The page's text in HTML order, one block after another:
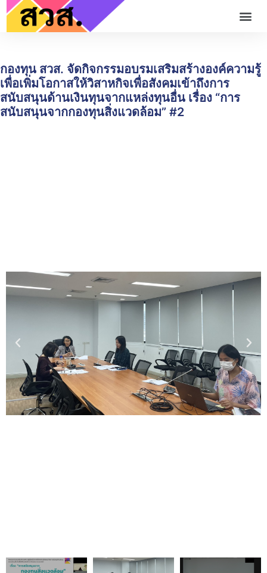
กองทุน สวส. จัดกิจกรรมอบรมเสริมสร้างองค์ความรู้
เพื่อเพิ่มโอกาสให้วิสาหกิจเพื่อสังคมเข้าถึงการ
สนับสนุนด้านเงินทุนจากแหล่งทุนอื่น เรื่อง “การ
สนับสนุนจากกองทุนสิ่งแวดล้อม” #2